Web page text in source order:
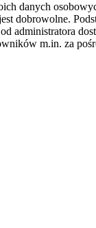
danych
dobrowolne.
administratora
m.in. za